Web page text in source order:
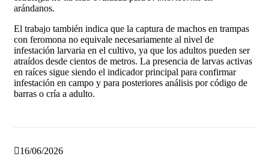
arándanos.
El trabajo también indica que la captura de machos en trampas
con feromona no equivale necesariamente al nivel de
infestación larvaria en el cultivo, ya que los adultos pueden ser
atraídos desde cientos de metros. La presencia de larvas activas
en raíces sigue siendo el indicador principal para confirmar
infestación en campo y para posteriores análisis por código de
barras o cría a adulto.
16/06/2026